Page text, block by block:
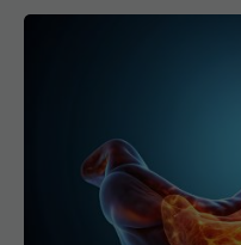
Ce să mănânci când